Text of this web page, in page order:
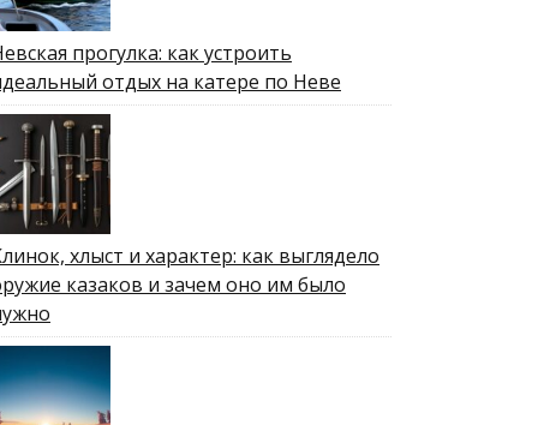
прогулка: как устроить
отдых на катере по Неве
хлыст и характер: как выглядело
казаков и зачем оно им было